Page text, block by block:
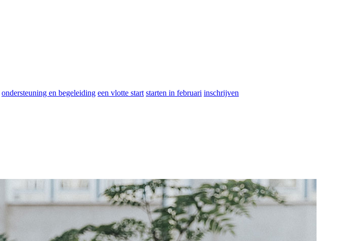
ondersteuning en begeleiding een vlotte start starten in februari inschrijven